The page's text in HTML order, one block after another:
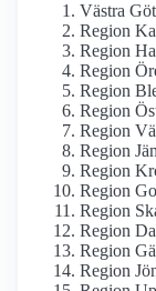
Västra
Region
Region
Region
Region
Region
Region
Region
Region
Region
Region
Region
Region
Region